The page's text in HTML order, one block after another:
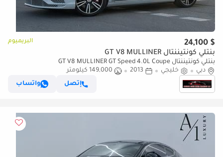
$ 24,100 البريميوم
بنتلي كونتيننتال GT V8 MULLINER
بنتلي كونتيننتال GT V8 MULLINER GT Speed 4.0L Coupe
دبي
خليجي 2013
149,000 كيلومتر
إتصل
واتساب